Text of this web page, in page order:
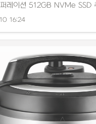
추천 제품의 성능과 특징을 소개
레이션 512GB NVMe SSD
16:24